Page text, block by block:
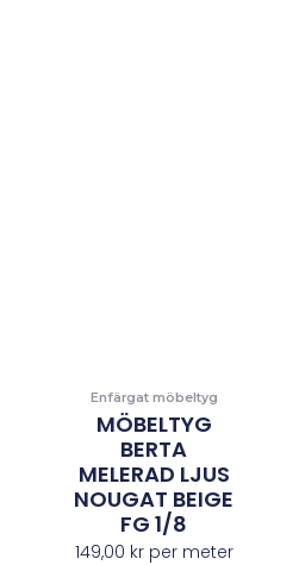
Enfärgat möbeltyg
MÖBELTYG
BERTA
MELERAD LJUS
NOUGAT BEIGE
FG 1/8
149,00 krper meter